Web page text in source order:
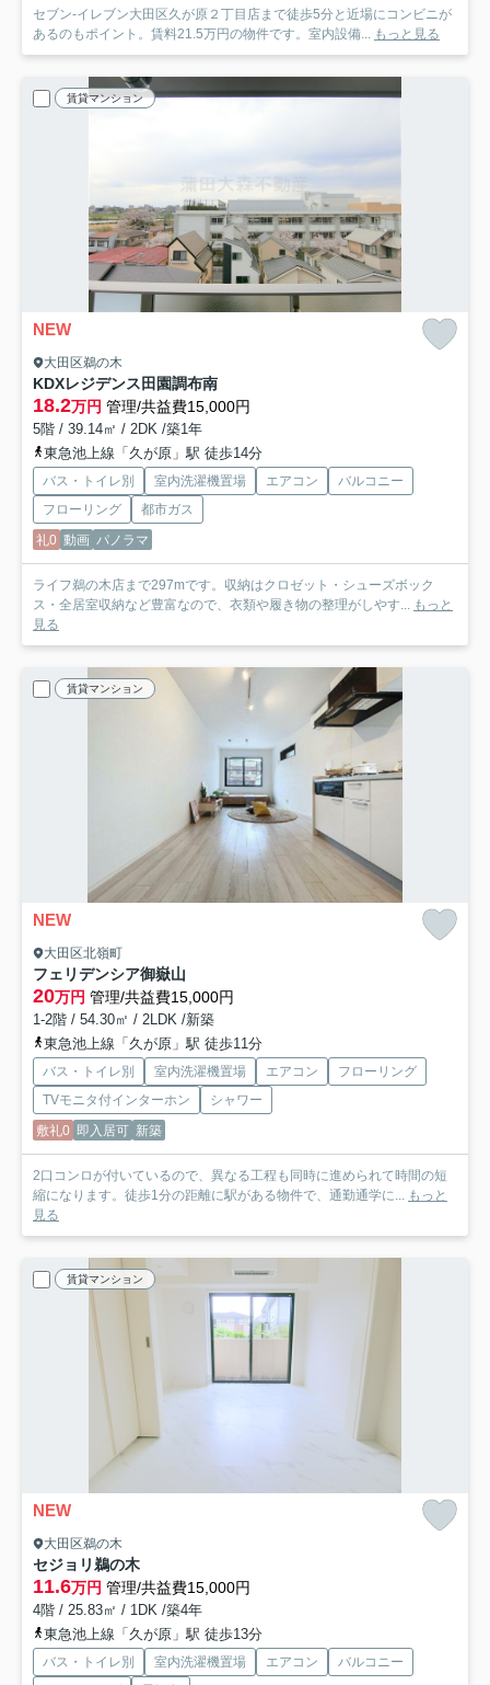
セブン-イレブン大田区久が原２丁目店まで徒歩5分と近場にコンビニが
あるのもポイント。賃料21.5万円の物件です。室内設備... もっと見る
賃貸マンション
NEW
大田区鵜の木
KDXレジデンス田園調布南
18.2万円 管理/共益費15,000円
5階 / 39.14㎡ / 2DK /築1年
東急池上線「久が原」駅 徒歩14分
バス・トイレ別 室内洗濯機置場 エアコン
バルコニー
フローリング
都市ガス
礼0 動画 パノラマ
ライフ鵜の木店まで297mです。収納はクロゼット・シューズボック
ス・全居室収納など豊富なので、衣類や履き物の整理がしやす... もっと
見る
賃貸マンション
NEW
大田区北嶺町
フェリデンシア御嶽山
20万円 管理/共益費15,000円
1-2階 / 54.30㎡ / 2LDK /新築
東急池上線「久が原」駅 徒歩11分
バス・トイレ別 室内洗濯機置場 エアコン
フローリング
TVモニタ付インターホン
シャワー
敷礼0 即入居可 新築
2口コンロが付いているので、異なる工程も同時に進められて時間の短
縮になります。徒歩1分の距離に駅がある物件で、通勤通学に... もっと
見る
賃貸マンション
NEW
大田区鵜の木
セジョリ鵜の木
11.6万円 管理/共益費15,000円
4階 / 25.83㎡ / 1DK /築4年
東急池上線「久が原」駅 徒歩13分
バス・トイレ別 室内洗濯機置場 エアコン
バルコニー